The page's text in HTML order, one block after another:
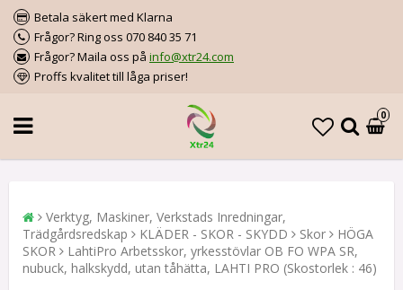
Betala säkert med Klarna
Frågor? Ring oss 070 840 35 71
Frågor? Maila oss på info@xtr24.com
Proffs kvalitet till låga priser!
0
Verktyg, Maskiner, Verkstads Inredningar,
Trädgårdsredskap
KLÄDER - SKOR - SKYDD Skor
HÖGA
SKOR
LahtiPro Arbetsskor, yrkesstövlar OB FO WPA SR,
nubuck, halkskydd, utan tåhätta, LAHTI PRO (Skostorlek : 46)